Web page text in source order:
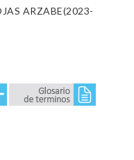
ARZABE(2023-